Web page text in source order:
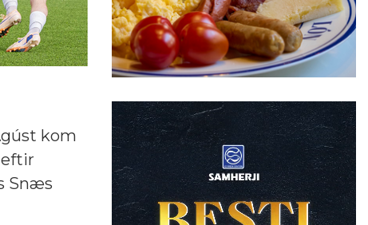
kom
Snæs